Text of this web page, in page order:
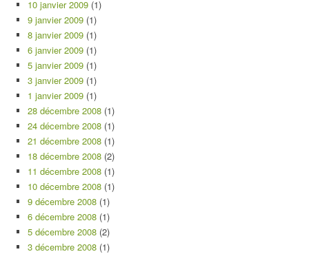
10 janvier 2009 (1)
9 janvier 2009 (1)
8 janvier 2009 (1)
6 janvier 2009 (1)
5 janvier 2009 (1)
3 janvier 2009 (1)
1 janvier 2009 (1)
28 décembre 2008 (1)
24 décembre 2008 (1)
21 décembre 2008 (1)
18 décembre 2008 (2)
11 décembre 2008 (1)
10 décembre 2008 (1)
9 décembre 2008 (1)
6 décembre 2008 (1)
5 décembre 2008 (2)
3 décembre 2008 (1)